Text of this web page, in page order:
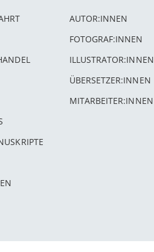
AUTOR:INNEN
FOTOGRAF:INNEN
ILLUSTRATOR:INNEN
ÜBERSETZER:INNEN
MITARBEITER:INNEN